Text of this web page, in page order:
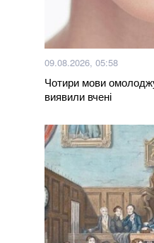
09.08.2026, 05:58
Чотири мови
виявили вчені